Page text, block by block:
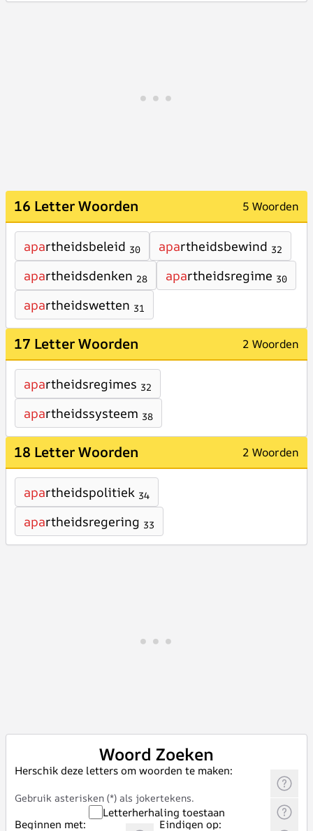
16 Letter Woorden 5 Woorden
apartheidsbeleid 30 apartheidsbewind 32
apartheidsdenken 28 apartheidsregime 30
apartheidswetten 31
17 Letter Woorden 2 Woorden
apartheidsregimes 32
apartheidssysteem 38
18 Letter Woorden 2 Woorden
apartheidspolitiek 34
apartheidsregering 33
Woord Zoeken
Herschik deze letters om woorden te maken:
Gebruik asterisken (*) als jokertekens.
Letterherhaling toestaan
Beginnen met:
Eindigen op: